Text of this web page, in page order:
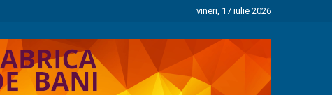
vineri, 17 iulie 2026